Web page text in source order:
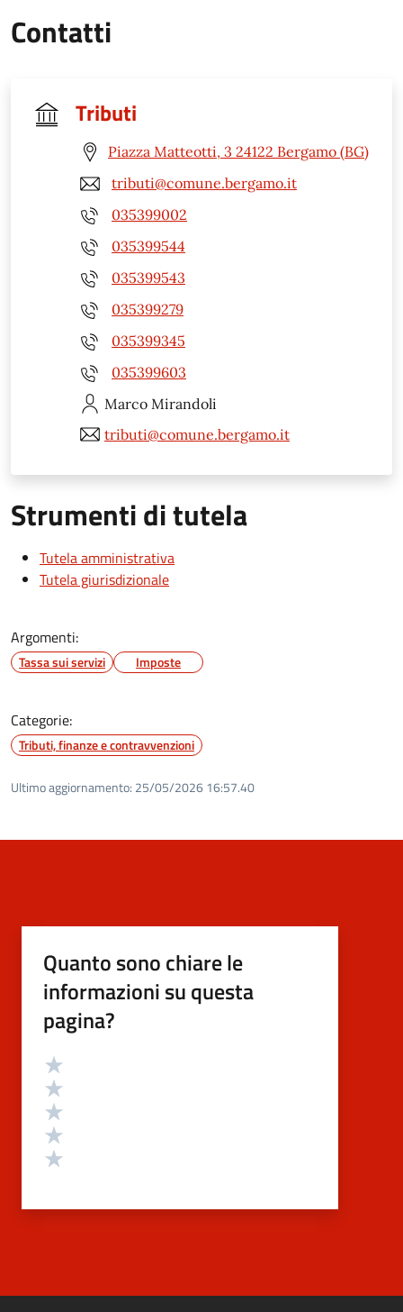
Contatti
Tributi
Piazza Matteotti, 3 24122 Bergamo (BG)
tributi@comune.bergamo.it
035399002
035399544
035399543
035399279
035399345
035399603
Marco Mirandoli
tributi@comune.bergamo.it
Strumenti di tutela
Tutela amministrativa
Tutela giurisdizionale
Argomenti:
Tassa sui servizi Imposte
Categorie:
Tributi, finanze e contravvenzioni
Ultimo aggiornamento: 25/05/2026 16:57.40
Quanto sono chiare le
informazioni su questa
pagina?
Valutazione